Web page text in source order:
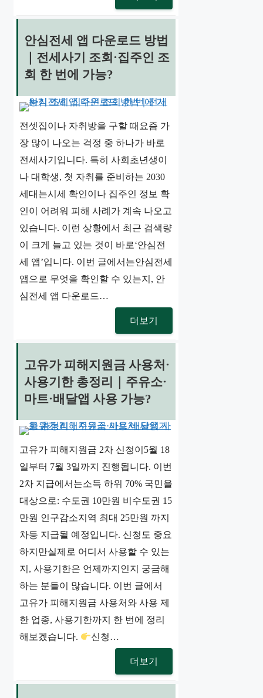
안심전세 앱 다운로드 방법
｜전세사기 조회·집주인 조
회 한 번에 가능?
전셋집이나 자취방을 구할 때요즘 가
장 많이 나오는 걱정 중 하나가 바로
전세사기입니다. 특히 사회초년생이
나 대학생, 첫 자취를 준비하는 2030
세대는시세 확인이나 집주인 정보 확
인이 어려워 피해 사례가 계속 나오고
있습니다. 이런 상황에서 최근 검색량
이 크게 늘고 있는 것이 바로‘안심전
세 앱’입니다. 이번 글에서는안심전세
앱으로 무엇을 확인할 수 있는지, 안
심전세 앱 다운로드…
더보기
고유가 피해지원금 사용처·
사용기한 총정리｜주유소·
마트·배달앱 사용 가능?
고유가 피해지원금 2차 신청이5월 18
일부터 7월 3일까지 진행됩니다. 이번
2차 지급에서는소득 하위 70% 국민을
대상으로: 수도권 10만원 비수도권 15
만원 인구감소지역 최대 25만원 까지
차등 지급될 예정입니다. 신청도 중요
하지만실제로 어디서 사용할 수 있는
지, 사용기한은 언제까지인지 궁금해
하는 분들이 많습니다. 이번 글에서
고유가 피해지원금 사용처와 사용 제
한 업종, 사용기한까지 한 번에 정리
해보겠습니다.
신청…
더보기